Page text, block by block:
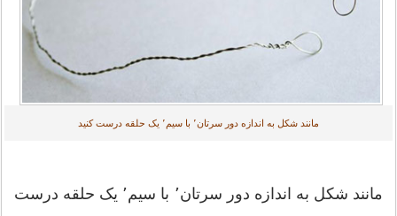
مانند شکل به اندازه دور سرتان٬ با سیم٬ یک حلقه درست کنید
مانند شکل به اندازه دور سرتان٬ با سیم٬ یک حلقه درست